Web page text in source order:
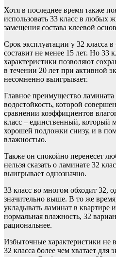
Хотя в последнее время также
использовать 33 класс в любых
замещения состава клеевой
Срок эксплуатации у 32 класса
составит не менее 15 лет. Но 33
характеристики позволяют
в течении 20 лет при активной
несомненно выигрывает.
Главное преимущество ламината
водостойкость, которой
сравнении коэффициентов
класс – единственный, который
хорошей подложки снизу, и в
влажностью.
Также он спокойно перенесет
нельзя сказать о ламинате 32
выигрывает однозначно.
33 класс во многом обходит 32,
значительно выше. В то же
укладывать ламинат в квартире
нормальная влажность, 32
рациональнее.
Избыточные характеристики не
32 класса более чем хватает для